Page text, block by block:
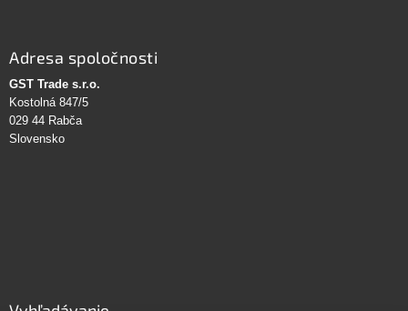
Adresa spoločnosti
GST Trade s.r.o.
Kostolná 847/5
029 44 Rabča
Slovensko